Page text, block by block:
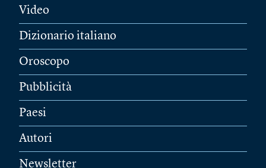
Video
Dizionario italiano
Oroscopo
Pubblicità
Paesi
Autori
Newsletter